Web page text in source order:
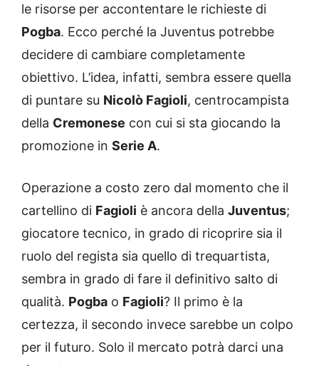
le risorse per accontentare le richieste di
Pogba. Ecco perché la Juventus potrebbe
decidere di cambiare completamente
obiettivo. L’idea, infatti, sembra essere quella
di puntare su Nicolò Fagioli, centrocampista
della Cremonese con cui si sta giocando la
promozione in Serie A.
Operazione a costo zero dal momento che il
cartellino di Fagioli è ancora della Juventus;
giocatore tecnico, in grado di ricoprire sia il
ruolo del regista sia quello di trequartista,
sembra in grado di fare il definitivo salto di
qualità. Pogba o Fagioli? Il primo è la
certezza, il secondo invece sarebbe un colpo
per il futuro. Solo il mercato potrà darci una